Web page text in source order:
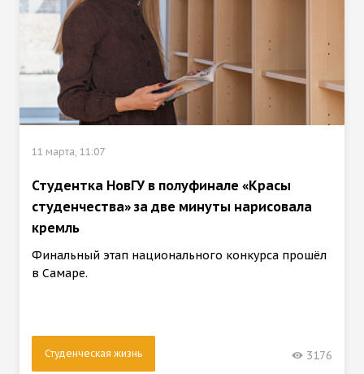
11 марта, 11:07
Студентка НовГУ в полуфинале «Красы
студенчества» за две минуты нарисовала
кремль
Финальный этап национального конкурса прошёл
в Самаре.
Студенческая жизнь 3176